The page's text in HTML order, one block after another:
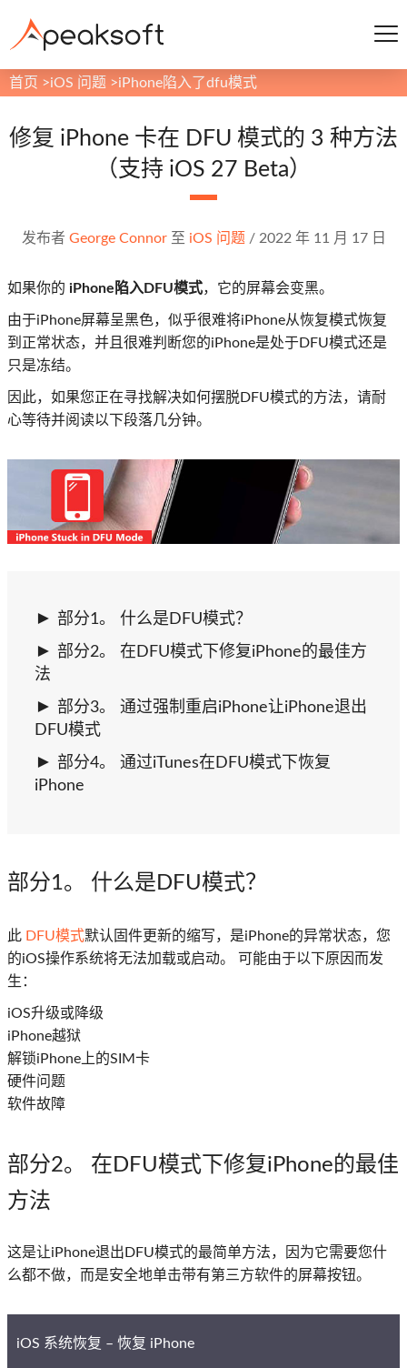
首页 >iOS 问题 >iPhone陷入了dfu模式
修复 iPhone 卡在 DFU 模式的 3 种方法
（支持 iOS 27 Beta）
发布者 George Connor至 iOS 问题 / 2022 年 11 月 17 日
如果你的 iPhone陷入DFU模式，它的屏幕会变黑。
由于iPhone屏幕呈黑色，似乎很难将iPhone从恢复模式恢复
到正常状态，并且很难判断您的iPhone是处于DFU模式还是
只是冻结。
因此，如果您正在寻找解决如何摆脱DFU模式的方法，请耐
心等待并阅读以下段落几分钟。
部分1。 什么是DFU模式？
部分2。 在DFU模式下修复iPhone的最佳方
法
部分3。 通过强制重启iPhone让iPhone退出
DFU模式
部分4。 通过iTunes在DFU模式下恢复
iPhone
部分1。 什么是DFU模式？
此 DFU模式默认固件更新的缩写，是iPhone的异常状态，您
的iOS操作系统将无法加载或启动。 可能由于以下原因而发
生：
iOS升级或降级
iPhone越狱
解锁iPhone上的SIM卡
硬件问题
软件故障
部分2。 在DFU模式下修复iPhone的最佳
方法
这是让iPhone退出DFU模式的最简单方法，因为它需要您什
么都不做，而是安全地单击带有第三方软件的屏幕按钮。
iOS 系统恢复 – 恢复 iPhone